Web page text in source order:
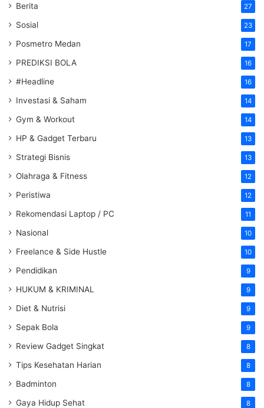
Berita 27
Sosial 23
Posmetro Medan 17
PREDIKSI BOLA 16
#Headline 16
Investasi & Saham 14
Gym & Workout 14
HP & Gadget Terbaru 13
Strategi Bisnis 13
Olahraga & Fitness 12
Peristiwa 12
Rekomendasi Laptop / PC 11
Nasional 10
Freelance & Side Hustle 10
Pendidikan 9
HUKUM & KRIMINAL 9
Diet & Nutrisi 9
Sepak Bola 9
Review Gadget Singkat 8
Tips Kesehatan Harian 8
Badminton 8
Gaya Hidup Sehat 8